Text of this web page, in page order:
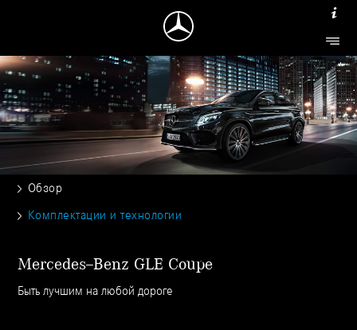
Обзор
Комплектации и технологии
Mercedes–Benz GLE Coupe
Быть лучшим на любой дороге